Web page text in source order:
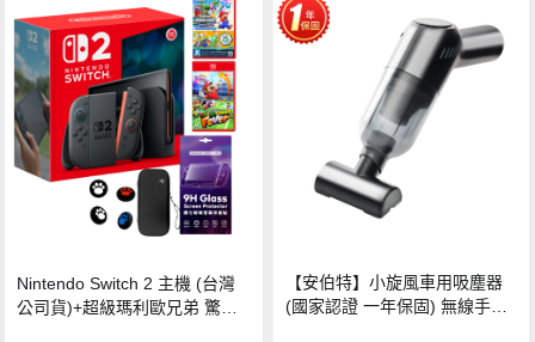
Nintendo Switch 2 主機 (台灣
公司貨)+超級瑪利歐兄弟 驚奇
【安伯特】小旋風車用吸塵器
(國家認證 一年保固) 無線手持